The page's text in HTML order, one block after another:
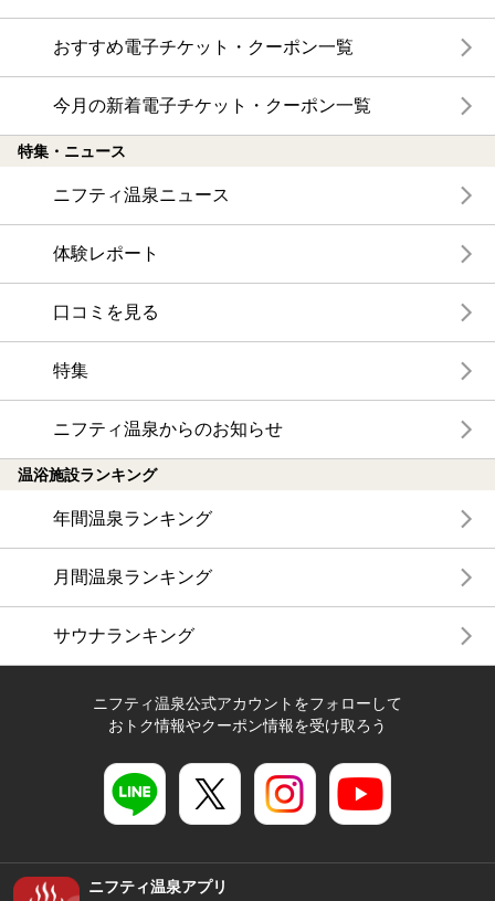
おすすめ電子チケット・クーポン一覧
今月の新着電子チケット・クーポン一覧
特集・ニュース
ニフティ温泉ニュース
体験レポート
口コミを見る
特集
ニフティ温泉からのお知らせ
温浴施設ランキング
年間温泉ランキング
月間温泉ランキング
サウナランキング
ニフティ温泉公式アカウントをフォローして
おトク情報やクーポン情報を受け取ろう
ニフティ温泉アプリ